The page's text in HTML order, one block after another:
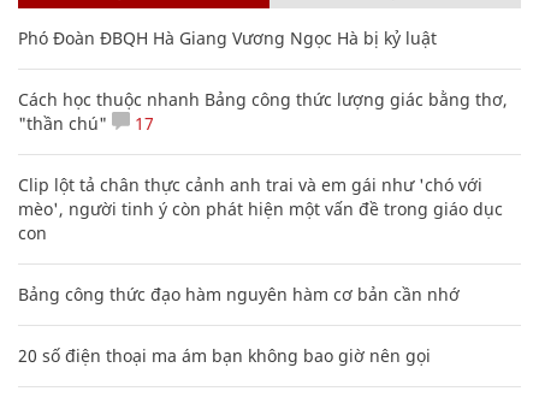
Phó Đoàn ĐBQH Hà Giang Vương Ngọc Hà bị kỷ luật
Cách học thuộc nhanh Bảng công thức lượng giác bằng thơ,
"thần chú"
17
Clip lột tả chân thực cảnh anh trai và em gái như 'chó với
mèo', người tinh ý còn phát hiện một vấn đề trong giáo dục
con
Bảng công thức đạo hàm nguyên hàm cơ bản cần nhớ
20 số điện thoại ma ám bạn không bao giờ nên gọi